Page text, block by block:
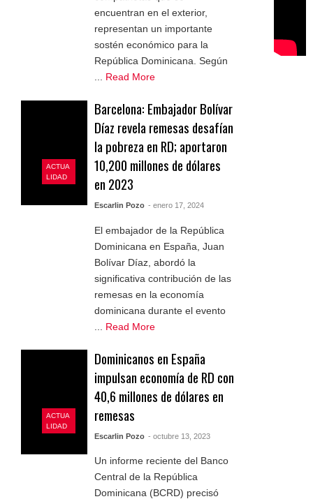
encuentran en el exterior,
representan un importante
sostén económico para la
República Dominicana. Según
... Read More
ACTUA
LIDAD
Barcelona: Embajador Bolívar
Díaz revela remesas desafían
la pobreza en RD; aportaron
10,200 millones de dólares
en 2023
Escarlin Pozo - enero 17, 2024
El embajador de la República
Dominicana en España, Juan
Bolívar Díaz, abordó la
significativa contribución de las
remesas en la economía
dominicana durante el evento
Read More
ACTUA
LIDAD
Dominicanos en España
impulsan economía de RD con
40,6 millones de dólares en
remesas
Escarlin Pozo - octubre 13, 2023
Un informe reciente del Banco
Central de la República
Dominicana (BCRD) precisó